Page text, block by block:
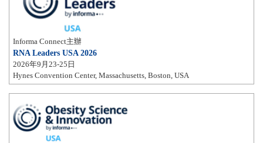
Informa Connect主辦
RNA Leaders USA 2026
2026年9月23-25日
Hynes Convention Center, Massachusetts, Boston, USA